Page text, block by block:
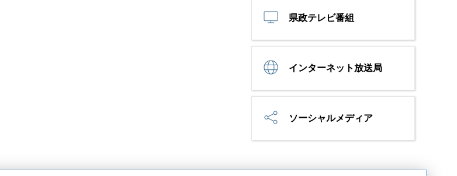
県政テレビ番組
インターネット放送局
ソーシャルメディア